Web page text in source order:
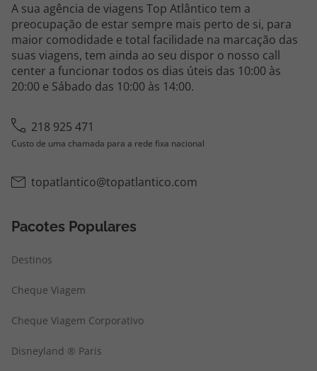
A sua agência de viagens Top Atlântico tem a
preocupação de estar sempre mais perto de si, para
maior comodidade e total facilidade na marcação das
suas viagens, tem ainda ao seu dispor o nosso call
center a funcionar todos os dias úteis das 10:00 às
20:00 e Sábado das 10:00 às 14:00.
218 925 471
Custo de uma chamada para a rede fixa nacional
topatlantico@topatlantico.com
Pacotes Populares
Destinos
Cheque Viagem
Cheque Viagem Corporativo
Disneyland ® Paris